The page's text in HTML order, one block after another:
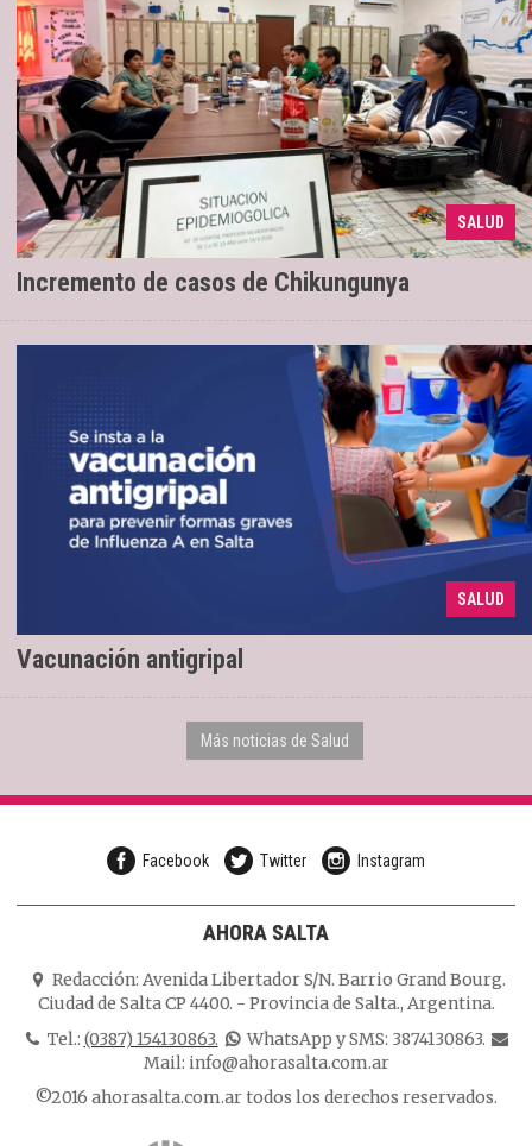
SALUD
Incremento de casos de Chikungunya
17/04/2026
Con un total de 810 casos confirmados
en la provincia
SALUD
Vacunación antigripal
Para prevenir formas graves de Influenza
Más noticias de Salud
Facebook Twitter Instagram
AHORA SALTA
Redacción: Avenida Libertador S/N. Barrio Grand Bourg.
Ciudad de Salta CP 4400. - Provincia de Salta., Argentina.
Tel.: (0387) 154130863.
WhatsApp y SMS: 3874130863.
Mail: info@ahorasalta.com.ar
©2016 ahorasalta.com.ar todos los derechos reservados.